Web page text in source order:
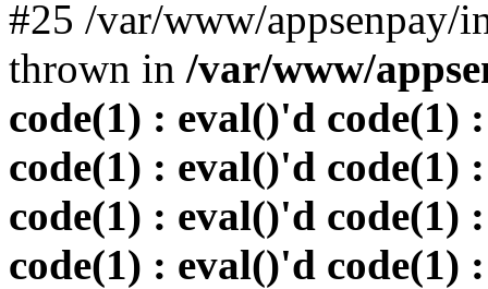
#25 /var/www/
thrown in /var/www/
code(1) : eval()'d code(1)
code(1) : eval()'d code(1)
code(1) : eval()'d code(1)
code(1) : eval()'d code(1)